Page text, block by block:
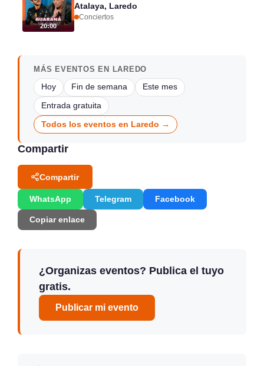
20:00
Atalaya, Laredo
Conciertos
MÁS EVENTOS EN LAREDO
Hoy Fin de semana Este mes
Entrada gratuita
Todos los eventos en Laredo →
Compartir
Compartir
WhatsApp Telegram Facebook
Copiar enlace
¿Organizas eventos? Publica el tuyo
gratis.
Publicar mi evento